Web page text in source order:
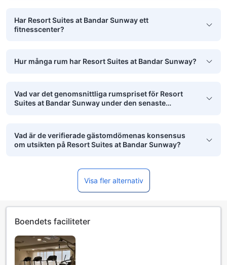
Har Resort Suites at Bandar Sunway ett
fitnesscenter?
Hur många rum har Resort Suites at Bandar Sunway?
Vad var det genomsnittliga rumspriset för Resort
Suites at Bandar Sunway under den senaste
Vad är de verifierade gästomdömenas konsensus
om utsikten på Resort Suites at Bandar Sunway?
Visa fler alternativ
Boendets faciliteter